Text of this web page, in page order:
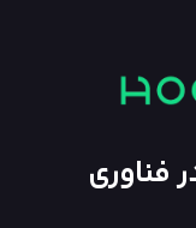
فناوری